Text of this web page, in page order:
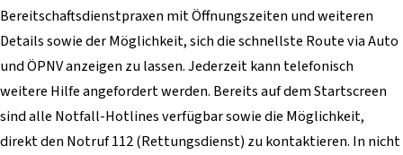
Bereitschaftsdienstpraxen mit Öffnungszeiten und weiteren
Details sowie der Möglichkeit, sich die schnellste Route via Auto
und ÖPNV anzeigen zu lassen. Jederzeit kann telefonisch
weitere Hilfe angefordert werden. Bereits auf dem Startscreen
sind alle Notfall-Hotlines verfügbar sowie die Möglichkeit,
direkt den Notruf 112 (Rettungsdienst) zu kontaktieren. In nicht